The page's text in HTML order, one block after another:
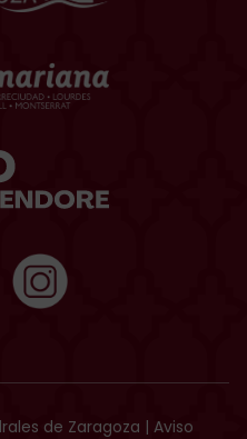
de Zaragoza | Aviso